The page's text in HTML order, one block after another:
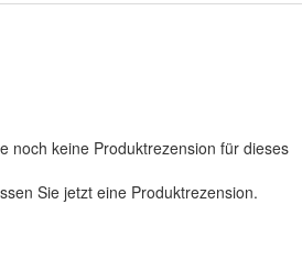
noch keine Produktrezension für dieses
Sie jetzt eine Produktrezension.